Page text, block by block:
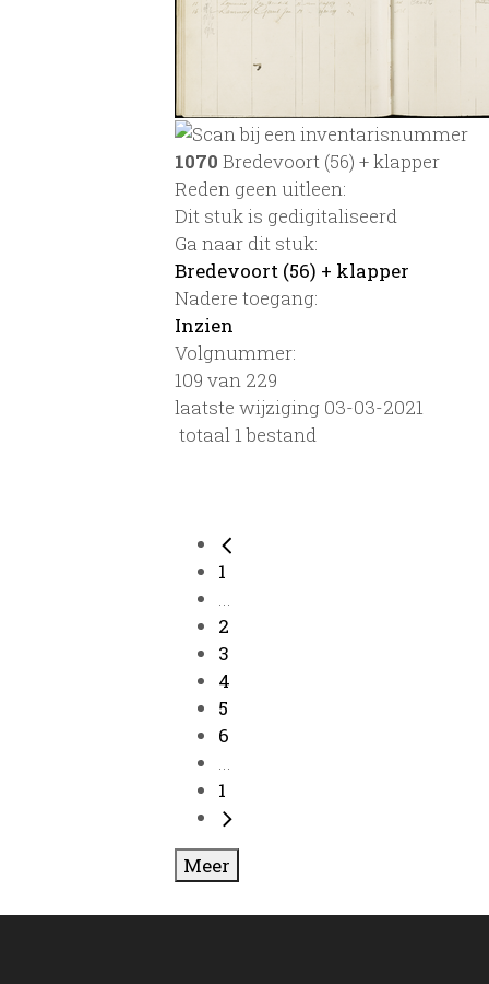
1070 Bredevoort (56) + klapper
Reden geen uitleen:
Dit stuk is gedigitaliseerd
Ga naar dit stuk:
Bredevoort (56) + klapper
Nadere toegang:
Inzien
Volgnummer:
109 van 229
laatste wijziging 03-03-2021
totaal 1 bestand
1
...
2
3
4
5
6
...
1
Meer